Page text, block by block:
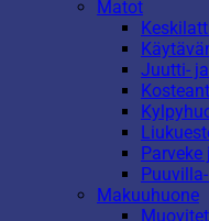
Matot
Juutti-
Makuuhuone